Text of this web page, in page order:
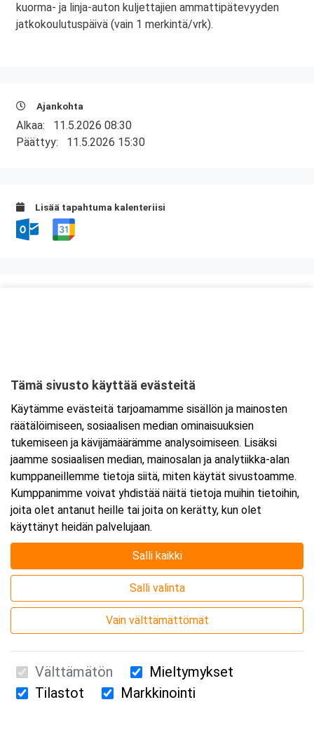
kuorma- ja linja-auton kuljettajien ammattipätevyyden
jatkokoulutuspäivä (vain 1 merkintä/vrk).
Ajankohta
Alkaa: 11.5.2026 08:30
Päättyy: 11.5.2026 15:30
Lisää tapahtuma kalenteriisi
Tarkempi kartta ja ajo-ohjeet
Suomen Ensiapukoulutus Oy / Valimotie 21 / 00380 Helsinki
Tämä sivusto käyttää evästeitä
Käytämme evästeitä tarjoamamme sisällön ja mainosten
räätälöimiseen, sosiaalisen median ominaisuuksien
tukemiseen ja kävijämäärämme analysoimiseen. Lisäksi
jaamme sosiaalisen median, mainosalan ja analytiikka-alan
kumppaneillemme tietoja siitä, miten käytät sivustoamme.
Kumppanimme voivat yhdistää näitä tietoja muihin tietoihin,
joita olet antanut heille tai joita on kerätty, kun olet
käyttänyt heidän palvelujaan.
Salli kaikki
Salli valinta
Vain välttämättömät
Välttämätön
Mieltymykset
Tilastot
Markkinointi